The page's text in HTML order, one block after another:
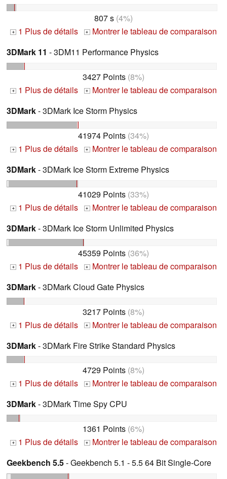
807 s (4%)
+ 1 Plus de détails + Montrer le tableau de comparaison
3DMark 11 - 3DM11 Performance Physics
3427 Points (8%)
+ 1 Plus de détails + Montrer le tableau de comparaison
3DMark- 3DMark Ice Storm Physics
41974 Points (34%)
+ 1 Plus de détails + Montrer le tableau de comparaison
3DMark- 3DMark Ice Storm Extreme Physics
41029 Points (33%)
+ 1 Plus de détails + Montrer le tableau de comparaison
3DMark- 3DMark Ice Storm Unlimited Physics
45359 Points (36%)
+ 1 Plus de détails + Montrer le tableau de comparaison
3DMark- 3DMark Cloud Gate Physics
3217 Points (8%)
+ 1 Plus de détails + Montrer le tableau de comparaison
3DMark- 3DMark Fire Strike Standard Physics
4729 Points (8%)
+ 1 Plus de détails + Montrer le tableau de comparaison
3DMark- 3DMark Time Spy CPU
1361 Points (6%)
+ 1 Plus de détails + Montrer le tableau de comparaison
Geekbench 5.5- Geekbench 5.1 - 5.5 64 Bit Single-Core